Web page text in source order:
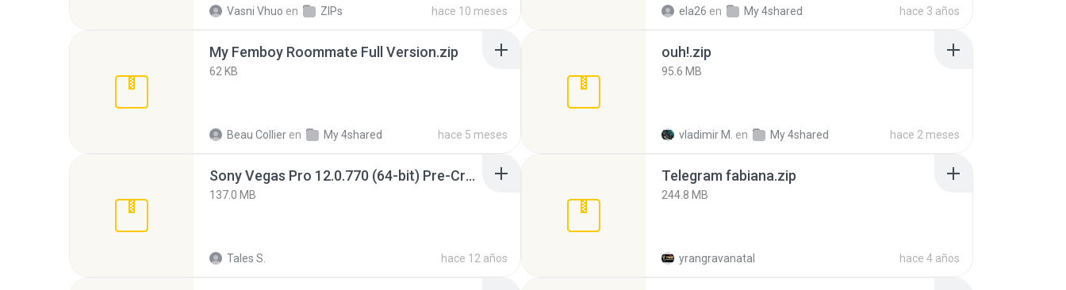
Vasni Vhuo en ZIPs hace 10 meses ela26 en My 4shared hace 3 años
My Femboy Roommate Full Version.zip
62 KB
Beau Collier en My 4shared hace 5 meses
ouh!.zip
95.6 MB
vladimir M. en My 4shared hace 2 meses
Sony Vegas Pro 12.0.770 (64-bit) Pre-Cracked.zip
137.0 MB
Tales S. hace 12 años
Telegram fabiana.zip
244.8 MB
yrangravanatal hace 4 años